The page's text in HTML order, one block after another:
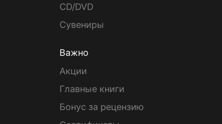
CD/DVD
Сувениры
Важно
Акции
Главные книги
Бонус за рецензию